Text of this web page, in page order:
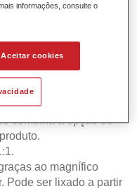
produtividade e um
magnífico desempenho
oficinas que pretendem
e reduzir a
combina a opção de
ao magnífico
Pode ser lixado a partir
informações, consulte o
Aceitar cookies